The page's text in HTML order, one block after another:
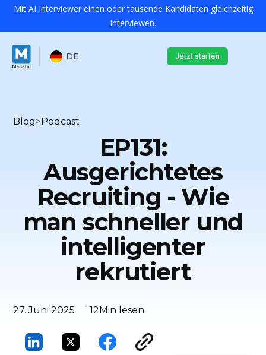
Mit AI Interviewer einen oder tausende Kandidaten gleichzeitig
interviewen.
DE Jetzt starten
Blog>Podcast
EP131:
Ausgerichtetes
Recruiting - Wie
man schneller und
intelligenter
rekrutiert
27. Juni 2025 12Min lesen